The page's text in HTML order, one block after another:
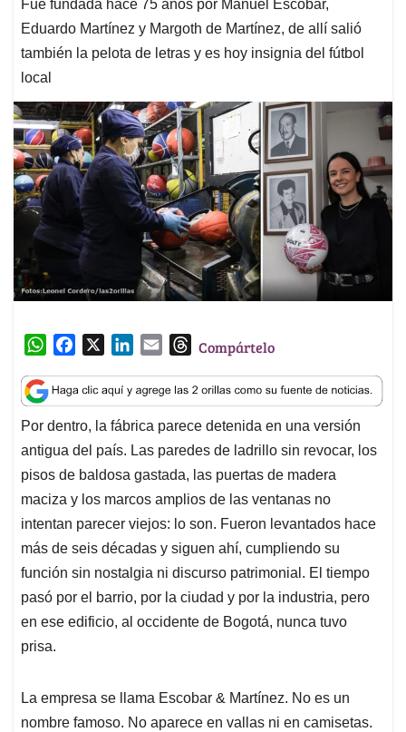
Fue fundada hace 75 años por Manuel Escobar,
Eduardo Martínez y Margoth de Martínez, de allí salió
también la pelota de letras y es hoy insignia del fútbol
local
W
a
t
s
A
p
p
c
e
b
o
o
k
n
k
e
d
I
n
a
i
l
T
r
e
a
d
s
Compártelo
Por dentro, la fábrica parece detenida en una versión
antigua del país. Las paredes de ladrillo sin revocar, los
pisos de baldosa gastada, las puertas de madera
maciza y los marcos amplios de las ventanas no
intentan parecer viejos: lo son. Fueron levantados hace
más de seis décadas y siguen ahí, cumpliendo su
función sin nostalgia ni discurso patrimonial. El tiempo
pasó por el barrio, por la ciudad y por la industria, pero
en ese edificio, al occidente de Bogotá, nunca tuvo
prisa.
La empresa se llama Escobar & Martínez. No es un
nombre famoso. No aparece en vallas ni en camisetas.